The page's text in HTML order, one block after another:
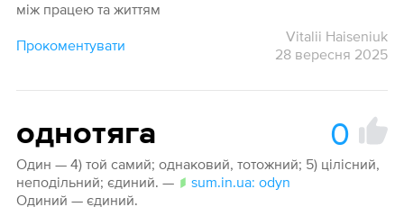
між працею та життям
Прокоментувати
Vitalii Haiseniuk
28 вересня 2025
однотяга 0
Один — 4) той самий; однаковий, тотожний; 5) цілісний,
неподільний; єдиний. —
sum.in.ua: odyn
Одиний — єдиний.